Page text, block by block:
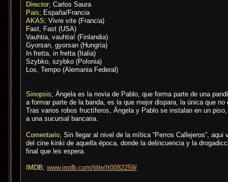
Director; Carlos Saura
Pais; España/Francia
AKAS; Vivre vite (Francia)
Fast, Fast (USA)
Vauhtia, vauhtia! (Finlandia)
Gyorsan, gyorsan (Hungría)
In fretta, in fretta (Italia)
Szybko, szybko (Polonia)
Los, Tempo (Alemania Federal)
Sinopsis; Ángela es la novia de Pablo, que forma parte de una
a formar parte de la banda, es la que mejor dispara, la única que
Tras varios robos fructíferos, Ángela y Pablo se instalan en un
a una sucursal bancaria.
Comentario; Sin llegar al nivel de la mítica “Perros Callejeros”,
del cine kinki de aquella época, donde la delincuencia y la
final que les espera.
IMDB; www.imdb.com/title/tt0082259/